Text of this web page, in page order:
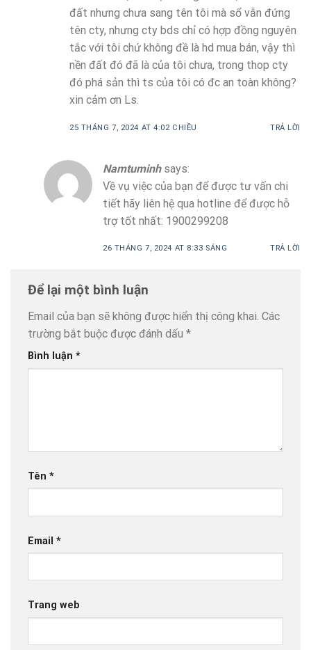
đất nhưng chưa sang tên tôi mà sổ vẫn đứng
tên cty, nhưng cty bds chỉ có hợp đồng nguyên
tắc với tôi chứ không đề là hd mua bán, vậy thì
nền đất đó đã là của tôi chưa, trong thop cty
đó phá sản thì ts của tôi có đc an toàn không?
xin cảm ơn Ls.
25 THÁNG 7, 2024 AT 4:02 CHIỀU TRẢ LỜI
Namtuminh says:
Về vụ việc của bạn để được tư vấn chi
tiết hãy liên hệ qua hotline để được hỗ
trợ tốt nhất: 1900299208
26 THÁNG 7, 2024 AT 8:33 SÁNG TRẢ LỜI
Để lại một bình luận
Email của bạn sẽ không được hiển thị công khai. Các
trường bắt buộc được đánh dấu *
Bình luận *
Tên *
Email *
Trang web